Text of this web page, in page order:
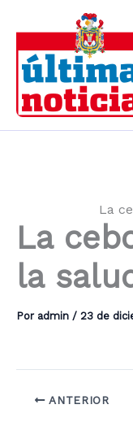
contenido
La
La
la
Por admin / 23 de
ANTERIOR